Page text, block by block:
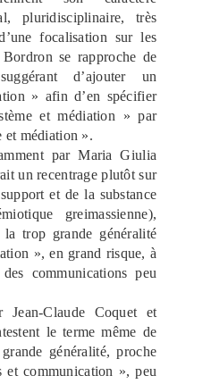
pluridisciplinaire, très
focalisation sur les
Bordron se rapproche de
d’ajouter un
» afin d’en spécifier
et médiation » par
et médiation ».
par Maria Giulia
un recentrage plutôt sur
et de la substance
greimassienne),
trop grande généralité
», en grand risque, à
communications peu
Claude Coquet et
le terme même de
généralité, proche
et communication », peu